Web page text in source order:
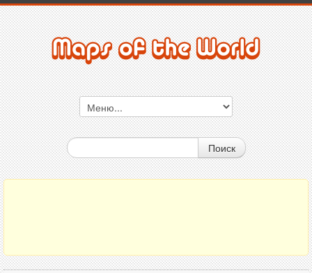
Поиск